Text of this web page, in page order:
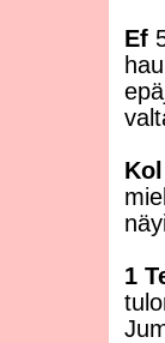
Ef
Kol
1